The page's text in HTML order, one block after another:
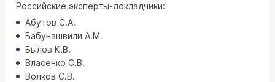
Российские эксперты-докладчики:
Абутов С.А.
Бабунашвили А.М.
Былов К.В.
Власенко С.В.
Волков С.В.